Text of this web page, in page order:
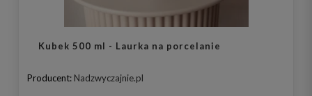
Kubek 500 ml - Laurka na porcelanie
Producent: Nadzwyczajnie.pl